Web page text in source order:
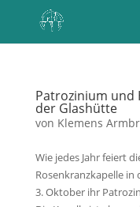
Patrozinium und
der Glashütte
von Klemens
Wie jedes Jahr feiert
Rosenkranzkapelle in
3. Oktober ihr